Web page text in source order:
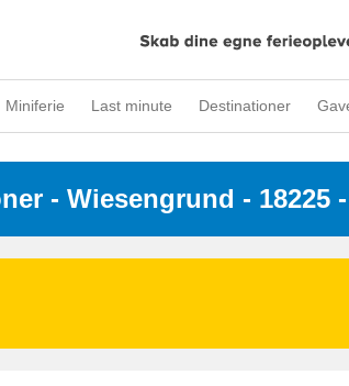
Miniferie Last minute Destinationer
- Wiesengrund - 18225